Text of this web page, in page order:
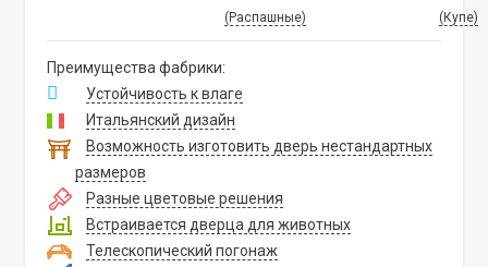
(Распашные)
(Купе)
Преимущества фабрики:
Устойчивость к влаге
Итальянский дизайн
Возможность изготовить дверь нестандартных
размеров
Разные цветовые решения
Встраивается дверца для животных
Телескопический погонаж